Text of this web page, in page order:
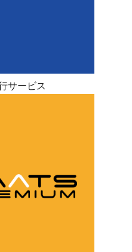
サービス